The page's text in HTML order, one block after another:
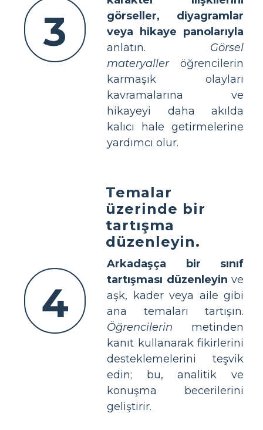
3
görseller, diyagramlar
veya hikaye panolarıyla
anlatın. Görsel
materyalleröğrencilerin
karmaşık olayları
kavramalarına ve
hikayeyi daha akılda
kalıcı hale getirmelerine
yardımcı olur.
4
Temalar
üzerinde bir
tartışma
düzenleyin.
Arkadaşça bir sınıf
tartışması düzenleyin ve
aşk, kader veya aile gibi
ana temaları tartışın.
Öğrencilerin metinden
kanıt kullanarak fikirlerini
desteklemelerini teşvik
edin; bu, analitik ve
konuşma becerilerini
geliştirir.